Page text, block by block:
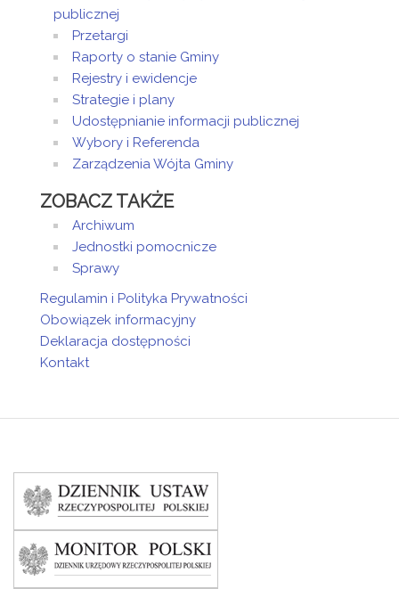
publicznej
Przetargi
Raporty o stanie Gminy
Rejestry i ewidencje
Strategie i plany
Udostępnianie informacji publicznej
Wybory i Referenda
Zarządzenia Wójta Gminy
ZOBACZ TAKŻE
Archiwum
Jednostki pomocnicze
Sprawy
Regulamin i Polityka Prywatności
Obowiązek informacyjny
Deklaracja dostępności
Kontakt